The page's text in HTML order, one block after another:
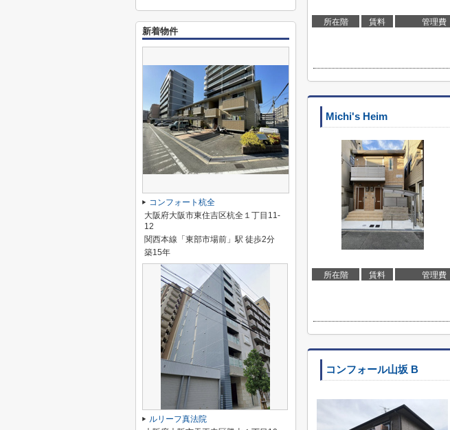
所在階 賃料 管理費
Michi's Heim
所在階 賃料 管理費
コンフォール山坂 B
新着物件
コンフォート杭全
大阪府大阪市東住吉区杭全１丁目11-
12
関西本線「東部市場前」駅 徒歩2分
築15年
ルリーフ真法院